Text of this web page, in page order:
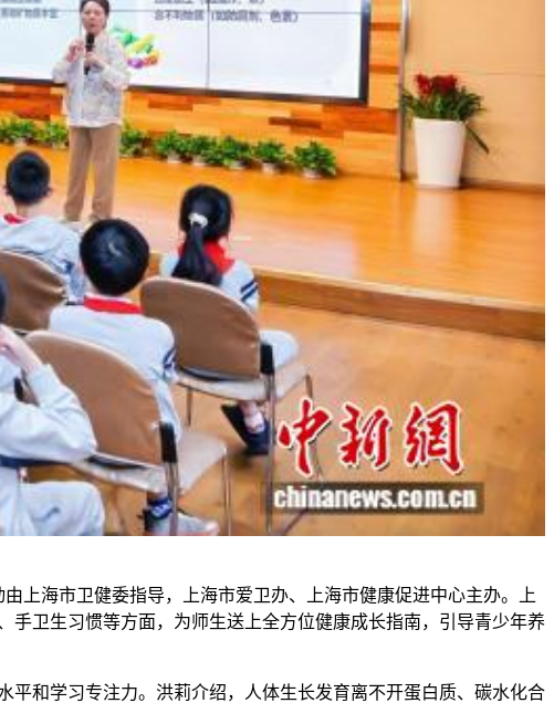
上海市卫健委指导，上海市爱卫办、上海市健康促进中心主办。上
卫生习惯等方面，为师生送上全方位健康成长指南，引导青少年养
和学习专注力。洪莉介绍，人体生长发育离不开蛋白质、碳水化合